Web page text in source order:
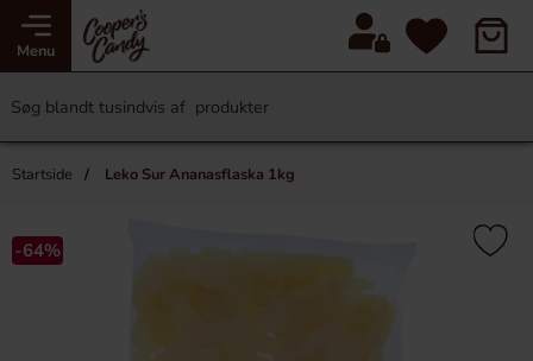
Menu
Startside Leko Sur Ananasflaska 1kg
-64%